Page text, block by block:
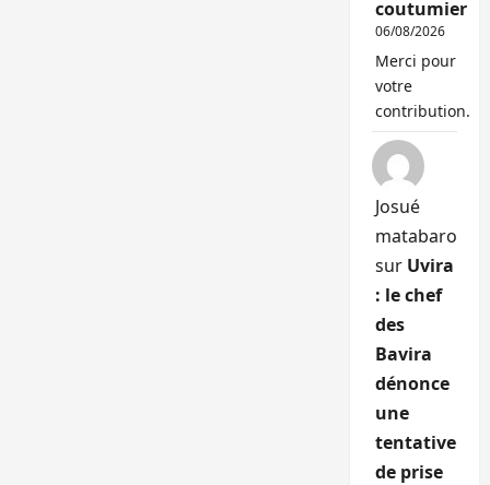
coutumier
06/08/2026
Merci pour
votre
contribution.
Josué
matabaro
sur Uvira
: le chef
des
Bavira
dénonce
une
tentative
de prise